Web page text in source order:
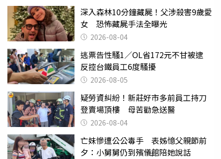
深入森林10分鐘藏屍！父涉殺害9歲愛
女 恐怖藏屍手法全曝光
2026-08-04
逃票告性騷1／OL省172元不甘被逮
反控台鐵員工6度騷擾
2026-08-05
疑勞資糾紛！新莊好市多前員工持刀
登賣場頂樓 母苦勸急送醫
2026-08-04
亡妹慘遭公公毒手 表姊憶父親節前
夕：小舅舅仍到殯儀館陪她說話